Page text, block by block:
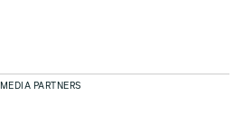
MEDIA PARTNERS